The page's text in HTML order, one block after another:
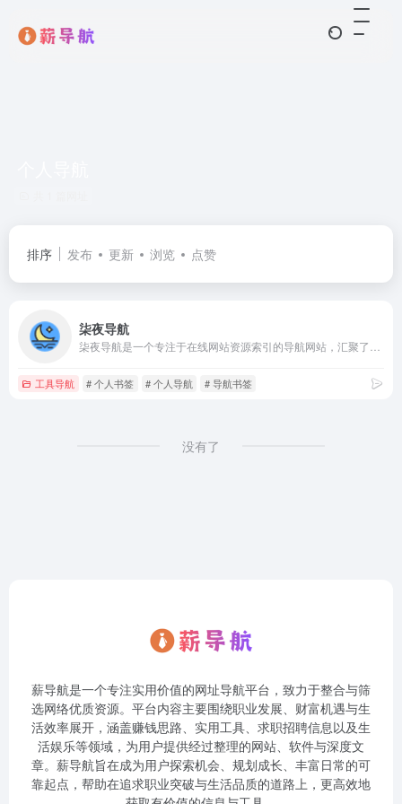
排序 发布 更新 浏览 点赞
柒夜导航
工具导航 # 个人书签 # 个人导航 # 导航书签
没有了
薪导航是一个专注实用价值的网址导航平台，致力于整合与筛
选网络优质资源。平台内容主要围绕职业发展、财富机遇与生
活效率展开，涵盖赚钱思路、实用工具、求职招聘信息以及生
活娱乐等领域，为用户提供经过整理的网站、软件与深度文
章。薪导航旨在成为用户探索机会、规划成长、丰富日常的可
靠起点，帮助在追求职业突破与生活品质的道路上，更高效地